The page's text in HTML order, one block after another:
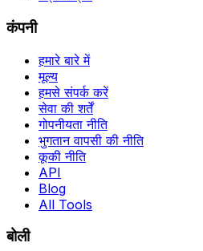
कंपनी
हमारे बारे में
मूल्य
हमसे संपर्क करें
सेवा की शर्तें
गोपनीयता नीति
भुगतान वापसी की नीति
कूकी नीति
API
Blog
All Tools
बोली